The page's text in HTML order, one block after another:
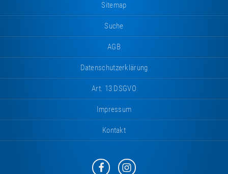
Sitemap
Suche
AGB
Datenschutzerklärung
Art. 13 DSGVO
Impressum
Kontakt
EurotrampEurotramp